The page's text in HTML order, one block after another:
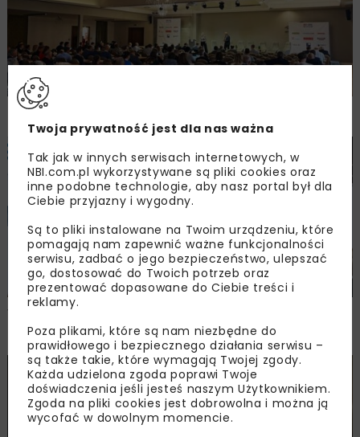
NO-DIG CZECH REPUBLIC 2025
INŻ. BEZWYKOPOWA WOD-KAN
ARCHIWUM NBI
WYDARZENIA
WOD-KAN 2025 –branża mówi jednym
głosem
WOD-KAN WIADOMOŚCI
Twoja prywatność jest dla nas ważna
Tak jak w innych serwisach internetowych, w
NBI.com.pl wykorzystywane są pliki cookies oraz
inne podobne technologie, aby nasz portal był dla
Ciebie przyjazny i wygodny.
Są to pliki instalowane na Twoim urządzeniu, które
pomagają nam zapewnić ważne funkcjonalności
serwisu, zadbać o jego bezpieczeństwo, ulepszać
go, dostosować do Twoich potrzeb oraz
prezentować dopasowane do Ciebie treści i
reklamy.
Poza plikami, które są nam niezbędne do
prawidłowego i bezpiecznego działania serwisu –
są także takie, które wymagają Twojej zgody.
Każda udzielona zgoda poprawi Twoje
doświadczenia jeśli jesteś naszym Użytkownikiem.
Zgoda na pliki cookies jest dobrowolna i można ją
wycofać w dowolnym momencie.